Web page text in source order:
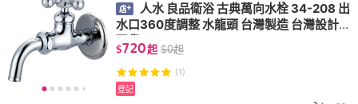
人水 良品衛浴 古典萬向水栓 34-208 出
水口360度調整 水龍頭 台灣製造 台灣設計
現貨
$720起 $0起
(1)
登記